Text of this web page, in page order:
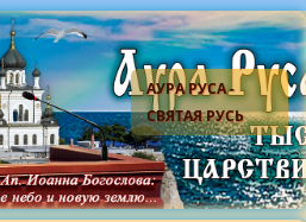
АУРА РУСА -
СВЯТАЯ РУСЬ